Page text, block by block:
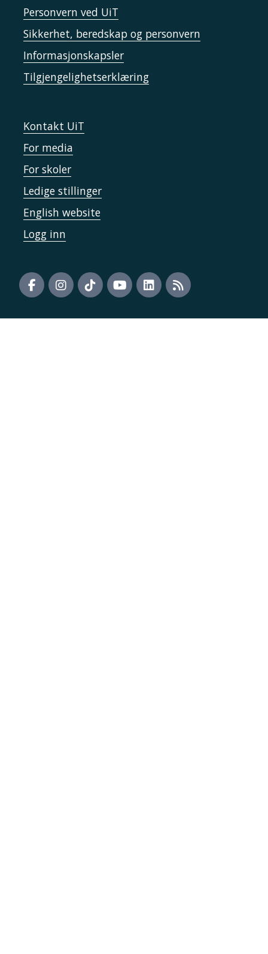
Personvern ved UiT
Sikkerhet, beredskap og personvern
Informasjonskapsler
Tilgjengelighetserklæring
Kontakt UiT
For media
For skoler
Ledige stillinger
English website
Logg inn